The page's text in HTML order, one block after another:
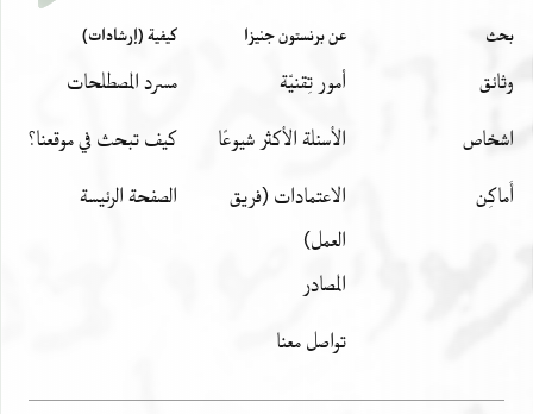
بحث
وثائق
اشخاص
أَماكِن
عن برنستون جنيزا
أمور تِقنيّة
الأسئلة الأكثر شيوعًا
الاعتمادات (فريق
العمل)
المصادر
تواصل معنا
كيفية (إرشادات)
مسرد المصطلحات
كيف تبحث في موقعنا؟
الصفحة الرئيسة